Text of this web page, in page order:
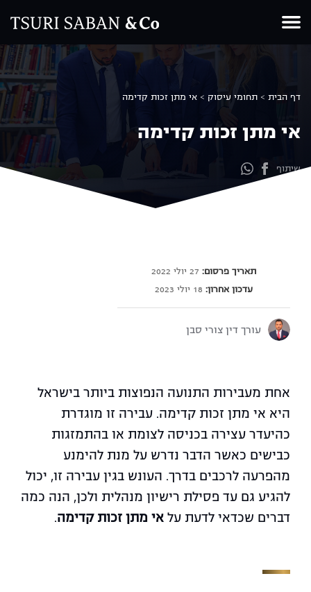
דף הבית > תחומי עיסוק > אי מתן זכות קדימה
אי מתן זכות קדימה
שיתוף
תאריך פרסום:27 יולי 2022
עדכון אחרון:18 יולי 2023
עורך דין צורי סבן
אחת מעבירות התנועה הנפוצות ביותר בישראל
היא אי מתן זכות קדימה. עבירה זו מוגדרת
כהיעדר עצירה בכניסה לצומת או בהתמזגות
כבישים כאשר הדבר נדרש על מנת להימנע
מהפרעה לרכבים בדרך. העונש בגין עבירה זו, יכול
להגיע גם עד פסילת רישיון מנהלית ולכן, הנה כמה
דברים שכדאי לדעת על אי מתן זכות קדימה.